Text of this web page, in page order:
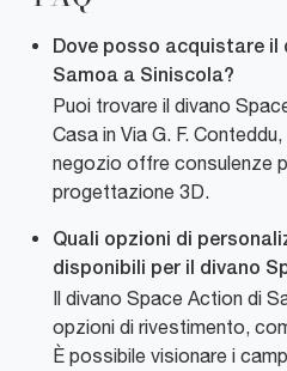
Dove posso acquistare il
Samoa a Siniscola?
Puoi trovare il divano
Casa in Via G. F.
negozio offre consulenze
progettazione 3D.
Quali opzioni di
disponibili per il divano
Il divano Space Action di
opzioni di rivestimento,
È possibile visionare i